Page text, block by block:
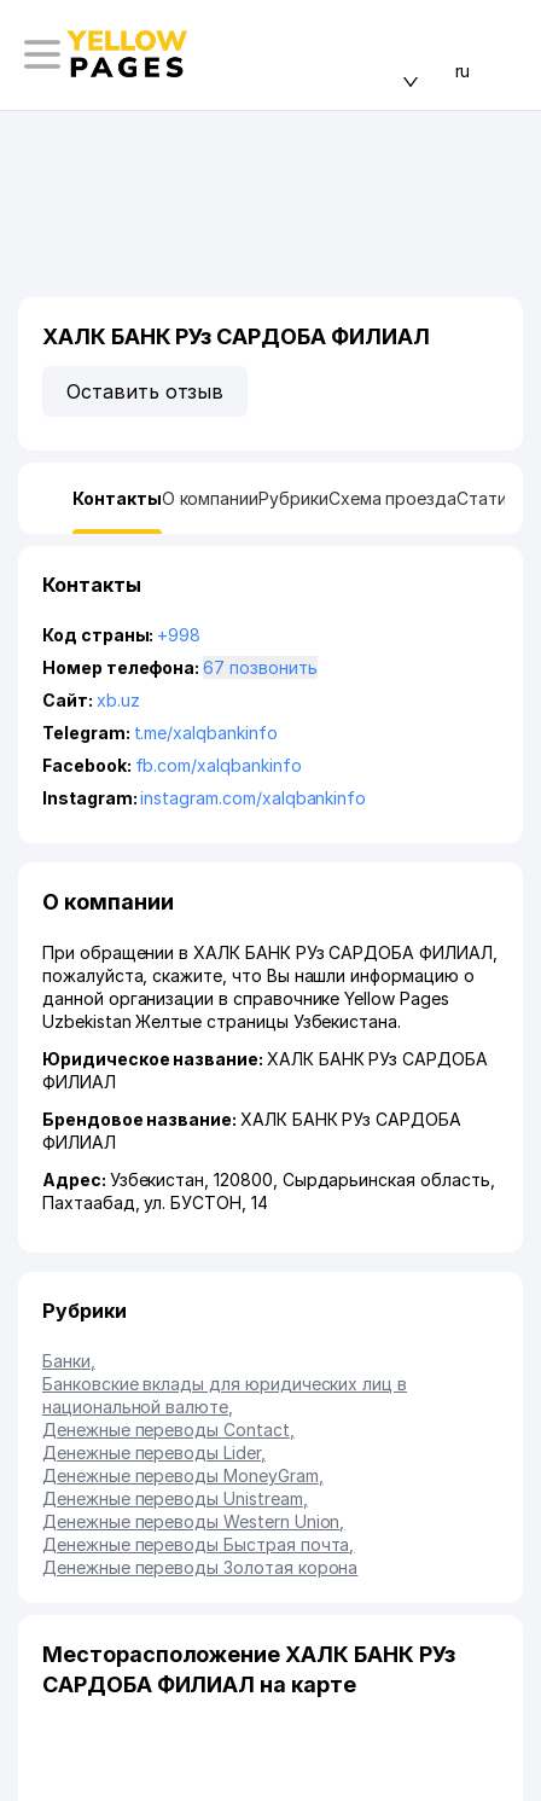
ru
ХАЛК БАНК РУз САРДОБА ФИЛИАЛ
Оставить отзыв
КонтактыО компанииРубрикиСхема проезда
Контакты
Код страны: +998
Номер телефона:
67 позвонить
Сайт: xb.uz
Telegram: t.me/xalqbankinfo
Facebook: fb.com/xalqbankinfo
Instagram:instagram.com/xalqbankinfo
О компании
При обращении в ХАЛК БАНК РУз САРДОБА ФИЛИАЛ,
пожалуйста, скажите, что Вы нашли информацию о
данной организации в справочнике Yellow Pages
Uzbekistan Желтые страницы Узбекистана.
Юридическое название: ХАЛК БАНК РУз САРДОБА
ФИЛИАЛ
Брендовое название: ХАЛК БАНК РУз САРДОБА
ФИЛИАЛ
Адрес: Узбекистан, 120800, Сырдарьинская область
Пахтаабад ,ул. БУСТОН , 14
Рубрики
Банки
Банковские вклады для юридических лиц в
национальной валюте
Денежные переводы Contact
Денежные переводы Lider,
Денежные переводы MoneyGram
Денежные переводы Unistream
Денежные переводы Western Union
Денежные переводы Быстрая почта
Денежные переводы Золотая корона
Месторасположение ХАЛК БАНК РУз
САРДОБА ФИЛИАЛ на карте